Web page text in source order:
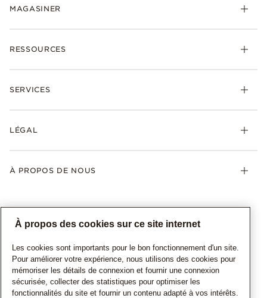
MAGASINER
RESSOURCES
SERVICES
LÉGAL
À PROPOS DE NOUS
CANADA Français
À propos des cookies sur ce site internet
Les cookies sont importants pour le bon fonctionnement d'un site.
Pour améliorer votre expérience, nous utilisons des cookies pour
mémoriser les détails de connexion et fournir une connexion
sécurisée, collecter des statistiques pour optimiser les
fonctionnalités du site et fournir un contenu adapté à vos intérêts.